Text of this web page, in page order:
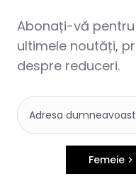
Abonați-vă
ultimele noutăți,
despre reduceri.
Femeie